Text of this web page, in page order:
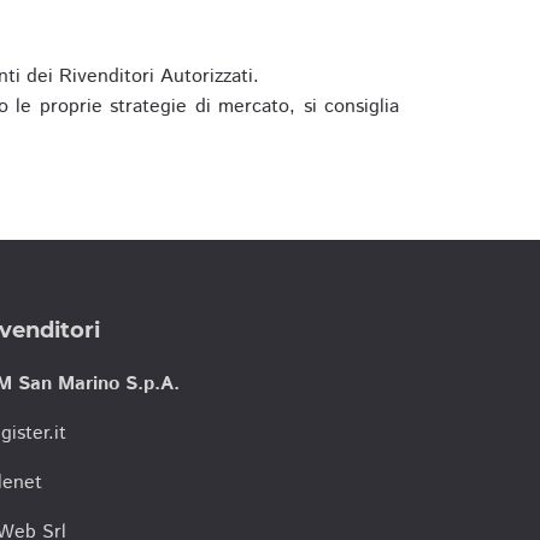
dei Rivenditori Autorizzati.
le proprie strategie di mercato, si consiglia
San Marino S.p.A.
Srl